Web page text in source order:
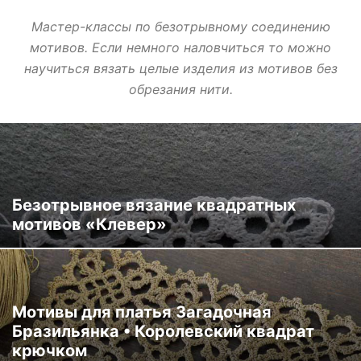
Мастер-классы по безотрывному соединению
мотивов. Если немного наловчиться то можно
научиться вязать целые изделия из мотивов без
обрезания нити.
Безотрывное вязание квадратных
мотивов «Клевер»
Мотивы для платья Загадочная
Бразильянка • Королевский квадрат
крючком